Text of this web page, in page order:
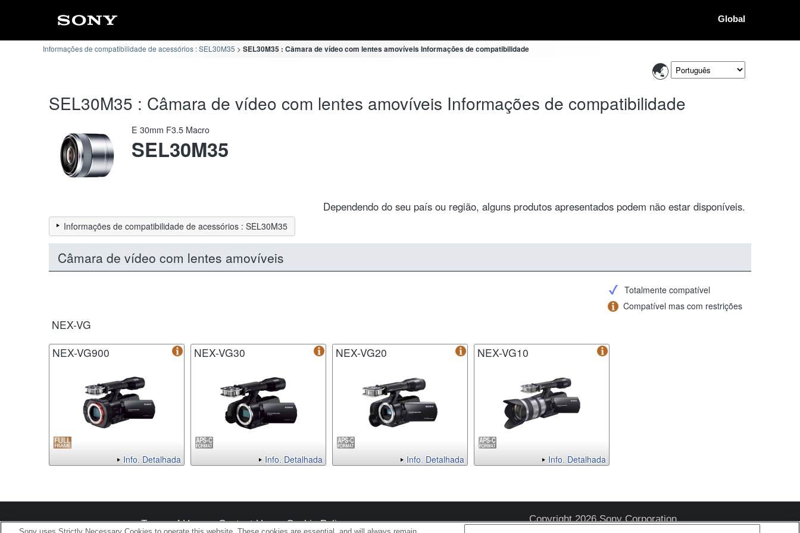
Global
Informações de compatibilidade de acessórios : SEL30M35 SEL30M35 : Câmara de vídeo com lentes amovíveis Informações de compatibilidade
SEL30M35 : Câmara de vídeo com lentes amovíveis Informações de compatibilidade
E 30mm F3.5 Macro
SEL30M35
Dependendo do seu país ou região, alguns produtos apresentados podem não estar disponíveis.
Informações de compatibilidade de acessórios : SEL30M35
Câmara de vídeo com lentes amovíveis
Totalmente compatível
Compatível mas com restrições
NEX-VG
NEX-VG900
Info. Detalhada
NEX-VG30
Info. Detalhada
NEX-VG20
Info. Detalhada
NEX-VG10
Info. Detalhada
Terms of Use Contact Us Cookie Policy Copyright 2026 Sony Corporation